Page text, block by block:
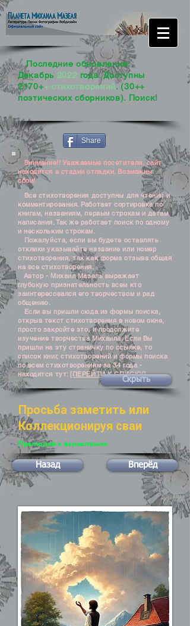
Последние обновления:
Декабрь2022 года. Доступны
2170++ стихотворений. (30++
поэтических сборников). Поиск!
Share
Внимание!! Уважаемые посетители, сайт
находится в стадии отладки. Возможны
сбои!
Все стихотворения доступны для чтения и
комментирования. Работает сортировка по
книгам, названиям, первым строкам и датам
написания. Так же работает поиск по одному
и нескольким строкам.
Пожалуйста, если вы будете оставлять
отклики указывайте название или номер
стихотворения, так как форма отзыва общая
на все стихотворения.
Автор - Михаил Мазель выражает
глубокую признательность всем кто
заинтересовался его творчеством и рад
общению.
Если вы пришли сюда из формы поиска,
открыв текст стихотворения в новом окне,
просто закройте это, и продолжите
изучение творчества Михаила. Если Вы
пришли на эту страничку по ссылке, то
список книг, стихотворений и формы поиска
по всем стихотворениям за 34 года -
находится тут: [ПЕРЕЙТИ К СПИСКУ]
Скрыть
Просьба заметить или
Коллекционируя сваи
Прелюдия к взрослению
Назад Вперёд